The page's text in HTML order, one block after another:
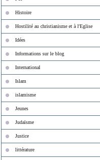
Histoire
Hostilité au christianisme et à l'Eglise
Idées
Informations sur le blog
International
Islam
islamisme
Jeunes
Judaïsme
Justice
littérature